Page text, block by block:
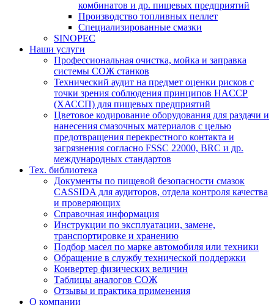
комбинатов и др. пищевых предприятий
Производство топливных пеллет
Специализированные смазки
SINOPEC
Наши услуги
Профессиональная очистка, мойка и заправка
системы СОЖ станков
Технический аудит на предмет оценки рисков с
точки зрения соблюдения принципов HACCP
(ХАССП) для пищевых предприятий
Цветовое кодирование оборудования для раздачи и
нанесения смазочных материалов с целью
предотвращения перекрестного контакта и
загрязнения согласно FSSC 22000, BRC и др.
международных стандартов
Тех. библиотека
Документы по пищевой безопасности смазок
CASSIDA для аудиторов, отдела контроля качества
и проверяющих
Справочная информация
Инструкции по эксплуатации, замене,
транспортировке и хранению
Подбор масел по марке автомобиля или техники
Обращение в службу технической поддержки
Конвертер физических величин
Таблицы аналогов СОЖ
Отзывы и практика применения
О компании